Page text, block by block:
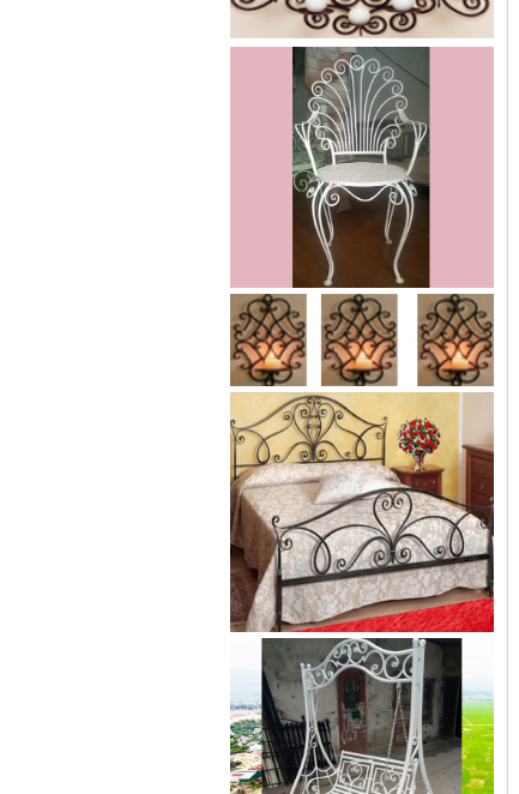
Mẫu giường sắt đẹp _ 51
Giường sắt đẹp phong cách hiện
đại phù hợp nhiều lứa tuổi
Giường sắt đủ mọi...
Lá thép đúc - phụ kiện sắt mỹ
thuật
- Lá hoa thép đúc trang trí cửa
cổng sắt, - Lá hoa...
Cửa cổng sắt mỹ thuật 19
Cửa cống sắt đẹp cho mọi không
gian nhà riêng, biệt thự, nhà sân...